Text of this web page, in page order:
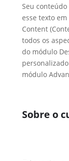
Seu
esse texto
Content
todos os
do módulo
módulo
Sobre o